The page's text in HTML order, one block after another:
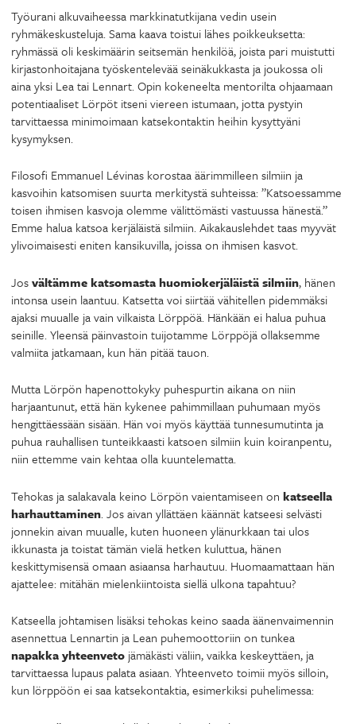
Työurani alkuvaiheessa markkinatutkijana vedin usein
ryhmäkeskusteluja. Sama kaava toistui lähes poikkeuksetta:
ryhmässä oli keskimäärin seitsemän henkilöä, joista pari muistutti
kirjastonhoitajana työskentelevää seinäkukkasta ja joukossa oli
aina yksi Lea tai Lennart. Opin kokeneelta mentorilta ohjaamaan
potentiaaliset Lörpöt itseni viereen istumaan, jotta pystyin
tarvittaessa minimoimaan katsekontaktin heihin kysyttyäni
kysymyksen.
Filosofi Emmanuel Lévinas korostaa äärimmilleen silmiin ja
kasvoihin katsomisen suurta merkitystä suhteissa: ”Katsoessamme
toisen ihmisen kasvoja olemme välittömästi vastuussa hänestä.”
Emme halua katsoa kerjäläistä silmiin. Aikakauslehdet taas myyvät
ylivoimaisesti eniten kansikuvilla, joissa on ihmisen kasvot.
Josvältämme katsomasta huomiokerjäläistä silmiin, hänen
intonsa usein laantuu. Katsetta voi siirtää vähitellen pidemmäksi
ajaksi muualle ja vain vilkaista Lörppöä. Hänkään ei halua puhua
seinille. Yleensä päinvastoin tuijotamme Lörppöjä ollaksemme
valmiita jatkamaan, kun hän pitää tauon.
Mutta Lörpön hapenottokyky puhespurtin aikana on niin
harjaantunut, että hän kykenee pahimmillaan puhumaan myös
hengittäessään sisään. Hän voi myös käyttää tunnesumutinta ja
puhua rauhallisen tunteikkaasti katsoen silmiin kuin koiranpentu,
niin ettemme vain kehtaa olla kuuntelematta.
Tehokas ja salakavala keino Lörpön vaientamiseen on katseella
harhauttaminen. Jos aivan yllättäen käännät katseesi selvästi
jonnekin aivan muualle, kuten huoneen ylänurkkaan tai ulos
ikkunasta ja toistat tämän vielä hetken kuluttua, hänen
keskittymisensä omaan asiaansa harhautuu. Huomaamattaan hän
ajattelee: mitähän mielenkiintoista siellä ulkona tapahtuu?
Katseella johtamisen lisäksi tehokas keino saada äänenvaimennin
asennettua Lennartin ja Lean puhemoottoriin on tunkea
napakka yhteenveto jämäkästi väliin, vaikka keskeyttäen, ja
tarvittaessa lupaus palata asiaan. Yhteenveto toimii myös silloin,
kun lörppöön ei saa katsekontaktia, esimerkiksi puhelimessa: